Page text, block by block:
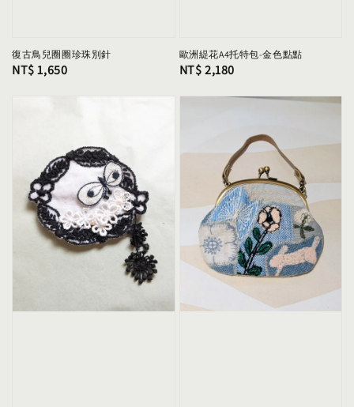
復古鳥兒圈圈珍珠別針
Regular
NT$ 1,650
歐洲緹花A4托特包-金色點點
Regular
NT$ 2,180